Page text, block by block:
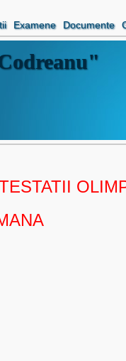
Examene Documente